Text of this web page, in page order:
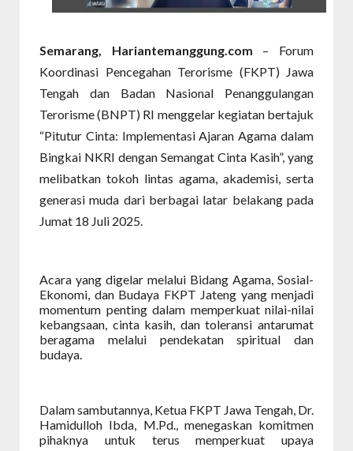
Semarang, Hariantemanggung.com – Forum
Koordinasi Pencegahan Terorisme (FKPT) Jawa
Tengah dan Badan Nasional Penanggulangan
Terorisme (BNPT) RI menggelar kegiatan bertajuk
“Pitutur Cinta: Implementasi Ajaran Agama dalam
Bingkai NKRI dengan Semangat Cinta Kasih”, yang
melibatkan tokoh lintas agama, akademisi, serta
generasi muda dari berbagai latar belakang pada
Jumat 18 Juli 2025.
Acara yang digelar melalui Bidang Agama, Sosial-
Ekonomi, dan Budaya FKPT Jateng yang menjadi
momentum penting dalam memperkuat nilai-nilai
kebangsaan, cinta kasih, dan toleransi antarumat
beragama melalui pendekatan spiritual dan
budaya.
Dalam sambutannya, Ketua FKPT Jawa Tengah, Dr.
Hamidulloh Ibda, M.Pd., menegaskan komitmen
pihaknya untuk terus memperkuat upaya